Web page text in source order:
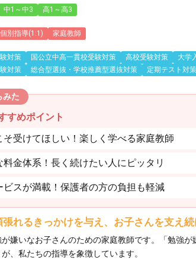
中1～中3 高1～高3
別指導(1:1) 家庭教師
対策 国公立中高一貫校受験対策 高校受験対策 大学
対策
総合型選抜・学校推薦型選抜対策 定期テスト対策
みた
すめポイント
そ受けてほしい！楽しく学べる家庭教師
金体系！長く続けたい人にピッタリ
スが満載！保護者の方の負担も軽減
れるきっかけを与え、お子さんを支え
嫌いなお子さんのための家庭教師です。「勉強
、私たちの指導を象徴しています。